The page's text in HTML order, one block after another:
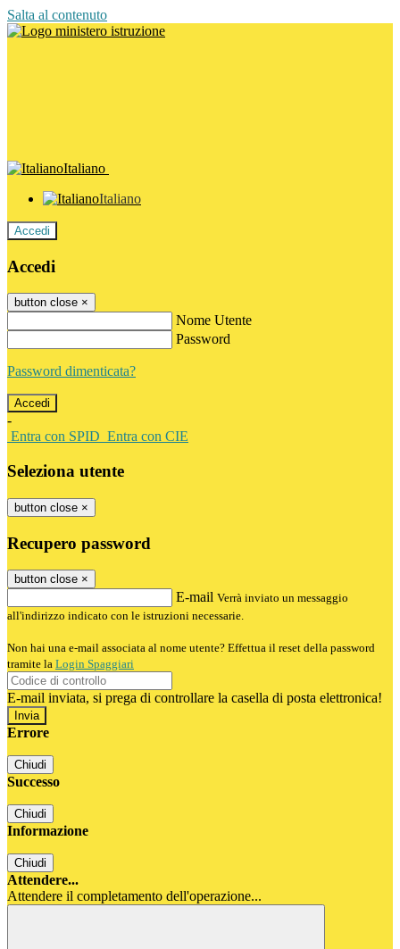
Salta al contenuto
Italiano
Italiano
Accedi
Accedi
button close ×
Nome Utente
Password
Password dimenticata?
-
Entra con SPID Entra con CIE
Seleziona utente
button close ×
Recupero password
button close ×
E-mail Verrà inviato un messaggio
all'indirizzo indicato con le istruzioni necessarie.
Non hai una e-mail associata al nome utente? Effettua il reset della password
tramite la Login Spaggiari
E-mail inviata, si prega di controllare la casella di posta elettronica!
Errore
Chiudi
Successo
Chiudi
Informazione
Chiudi
Attendere...
Attendere il completamento dell'operazione...